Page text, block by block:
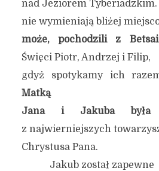
nad Jeziorem Tyberiadzkim.
nie wymieniają bliżej
może, pochodzili z
Święci Piotr, Andrzej i Filip,
gdyż spotykamy ich
Matką
Jana i Jakuba była
z najwierniejszych
Chrystusa Pana.
Jakub został zapewne